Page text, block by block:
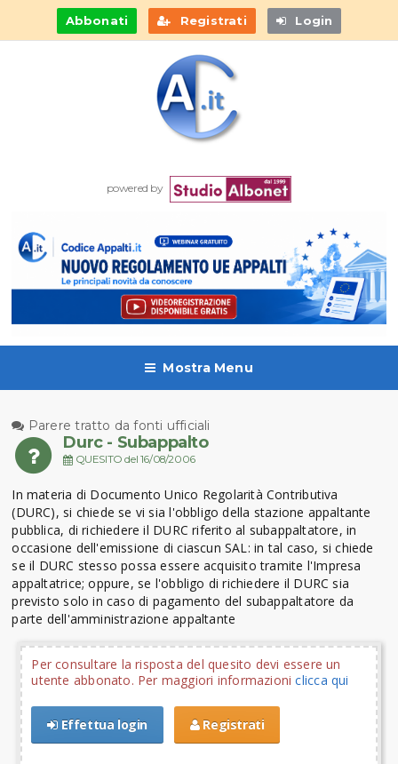
Abbonati Registrati Login
powered by
Mostra Menu
Parere tratto da fonti ufficiali
Durc - Subappalto
QUESITO del 16/08/2006
In materia di Documento Unico Regolarità Contributiva
(DURC), si chiede se vi sia l'obbligo della stazione appaltante
pubblica, di richiedere il DURC riferito al subappaltatore, in
occasione dell'emissione di ciascun SAL: in tal caso, si chiede
se il DURC stesso possa essere acquisito tramite l'Impresa
appaltatrice; oppure, se l'obbligo di richiedere il DURC sia
previsto solo in caso di pagamento del subappaltatore da
parte dell'amministrazione appaltante
Per consultare la risposta del quesito devi essere un
utente abbonato. Per maggiori informazioniclicca qui
Effettua login Registrati